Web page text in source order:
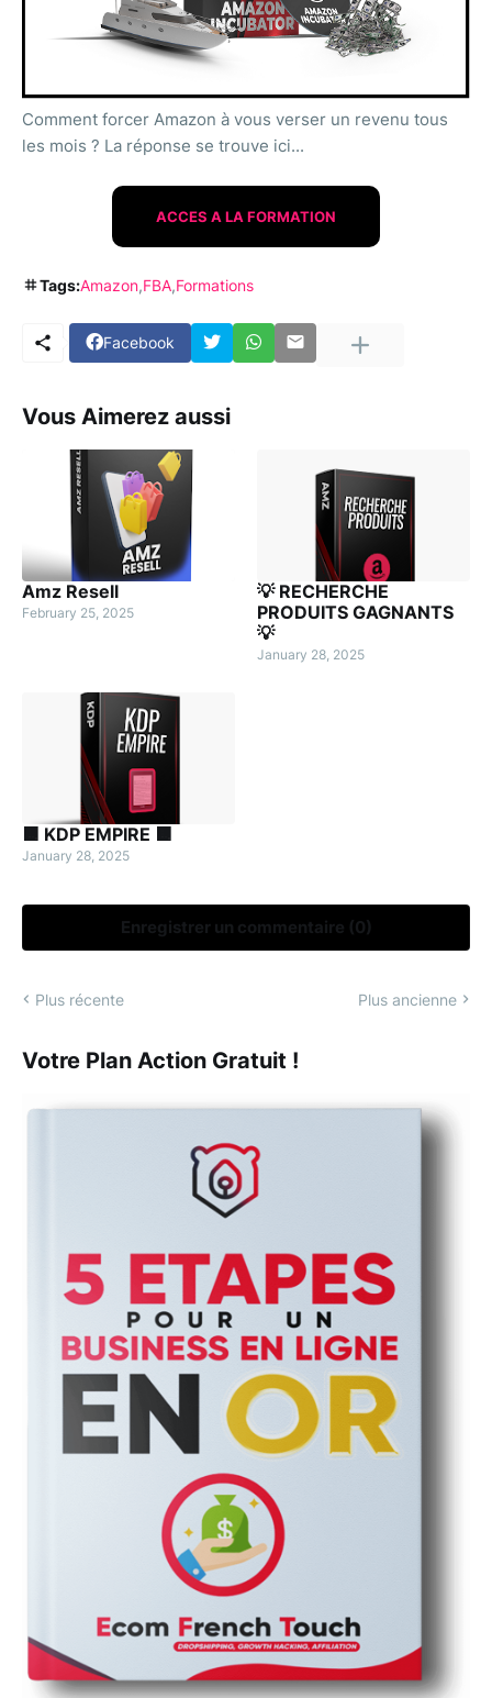
Comment forcer Amazon à vous verser un revenu tous
les mois ? La réponse se trouve ici...
ACCES A LA FORMATION
Tags:Amazon FBA Formations
Facebook
Vous Aimerez aussi
Amz Resell
February 25, 2025
💡 RECHERCHE
PRODUITS GAGNANTS
💡
January 28, 2025
🟧 KDP EMPIRE 🟧
January 28, 2025
Enregistrer un commentaire (0)
Plus récente Plus ancienne
Votre Plan Action Gratuit !